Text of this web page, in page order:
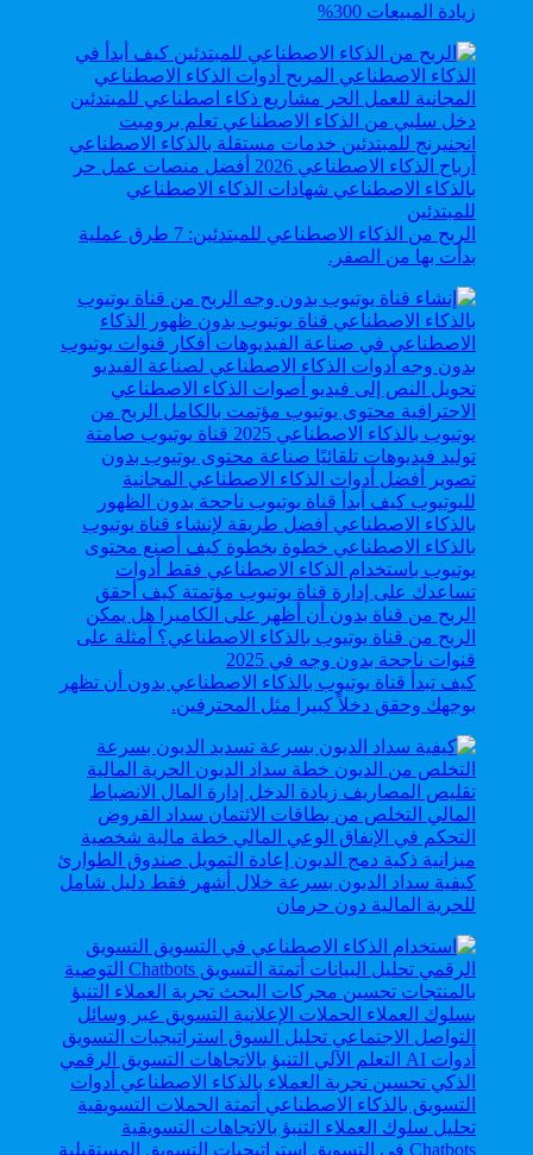
زيادة المبيعات 300%
الربح من الذكاء الاصطناعي للمبتدئين: 7 طرق عملية
بدأت بها من الصفر.
كيف تبدأ قناة يوتيوب بالذكاء الاصطناعي بدون أن تظهر
بوجهك وحقق دخلاً كبيرا مثل المحترفين.
كيفية سداد الديون بسرعة خلال أشهر فقط دليل شامل
للحرية المالية دون حرمان